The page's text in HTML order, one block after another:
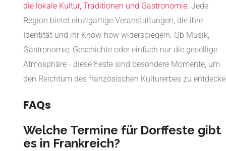
die lokale Kultur, Traditionen und Gastronomie. Jede
Region bietet einzigartige Veranstaltungen, die ihre
Identität und ihr Know-how widerspiegeln. Ob Musik,
Gastronomie, Geschichte oder einfach nur die gesellige
Atmosphäre - diese Feste sind besondere Momente, um
den Reichtum des französischen Kulturerbes zu
FAQs
Welche Termine für Dorffeste gibt
es in Frankreich?